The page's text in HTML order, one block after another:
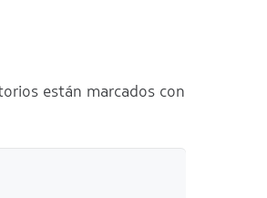
están marcados con